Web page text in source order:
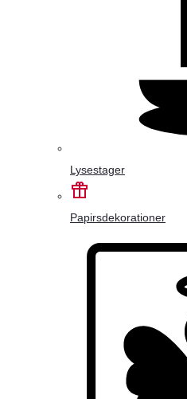
Lysestager
Papirsdekorationer